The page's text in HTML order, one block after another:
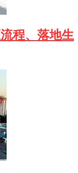
程、落地生